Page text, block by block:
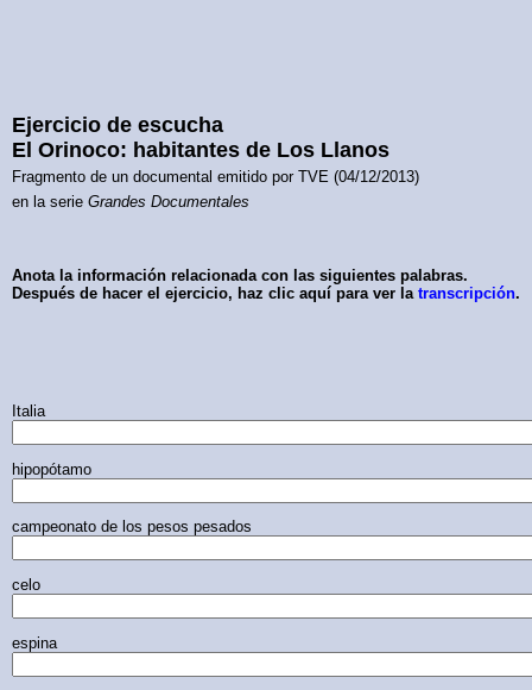
Ejercicio de escucha
El Orinoco: habitantes de Los Llanos
Fragmento de un documental emitido por TVE (04/12/2013)
en la serie Grandes Documentales
Anota la información relacionada con las siguientes palabras.
Después de hacer el ejercicio, haz clic aquí para ver la transcripción.
Italia
hipopótamo
campeonato de los pesos pesados
celo
espina